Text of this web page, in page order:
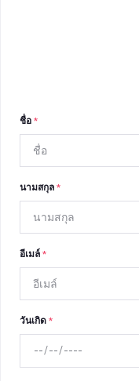
ชื่อ *
นามสกุล *
อีเมล์ *
วันเกิด *